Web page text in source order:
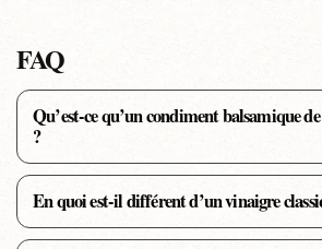
FAQ
Qu’est-ce qu’un condiment balsamique
?
En quoi est-il différent d’un vinaigre